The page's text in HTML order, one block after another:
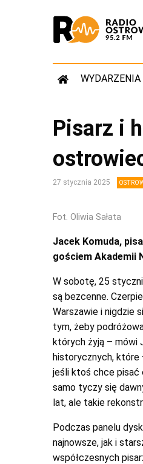
WYDARZENIA
Pisarz i
27 stycznia 2025
Fot. Oliwia Sałata
Jacek Komuda,
gościem Akademii
W sobotę, 25
są bezcenne.
Warszawie i nigdzie
tym, żeby
których żyją – mówi
historycznych, które
jeśli ktoś chce pisać
samo tyczy się
lat, ale takie
Podczas panelu
najnowsze, jak i
współczesnych